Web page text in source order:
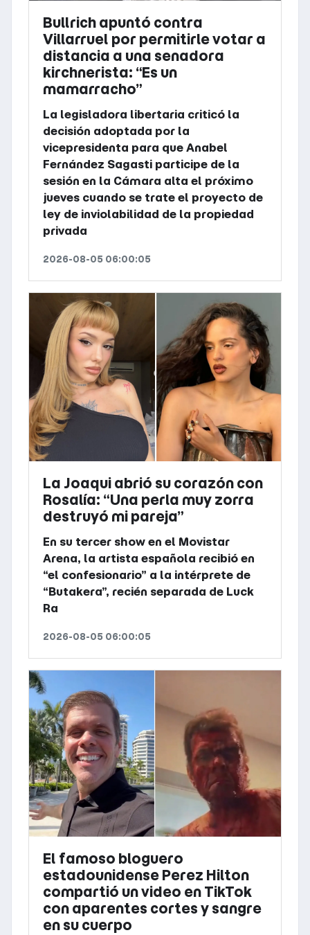
Bullrich apuntó contra
Villarruel por permitirle votar a
distancia a una senadora
kirchnerista: “Es un
mamarracho”
La legisladora libertaria criticó la
decisión adoptada por la
vicepresidenta para que Anabel
Fernández Sagasti participe de la
sesión en la Cámara alta el próximo
jueves cuando se trate el proyecto de
ley de inviolabilidad de la propiedad
privada
2026-08-05 06:00:05
La Joaqui abrió su corazón con
Rosalía: “Una perla muy zorra
destruyó mi pareja”
En su tercer show en el Movistar
Arena, la artista española recibió en
“el confesionario” a la intérprete de
“Butakera”, recién separada de Luck
Ra
2026-08-05 06:00:05
El famoso bloguero
estadounidense Perez Hilton
compartió un video en TikTok
con aparentes cortes y sangre
en su cuerpo